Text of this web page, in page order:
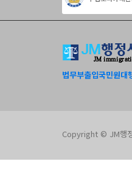
법무부출입국민원대
Copyright © JM행